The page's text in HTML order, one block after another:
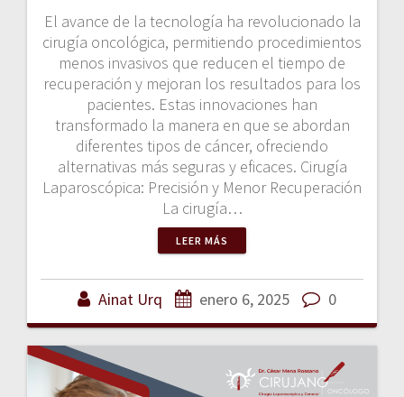
El avance de la tecnología ha revolucionado la
cirugía oncológica, permitiendo procedimientos
menos invasivos que reducen el tiempo de
recuperación y mejoran los resultados para los
pacientes. Estas innovaciones han
transformado la manera en que se abordan
diferentes tipos de cáncer, ofreciendo
alternativas más seguras y eficaces. Cirugía
Laparoscópica: Precisión y Menor Recuperación
La cirugía…
LEER MÁS
Ainat Urq enero 6, 2025 0